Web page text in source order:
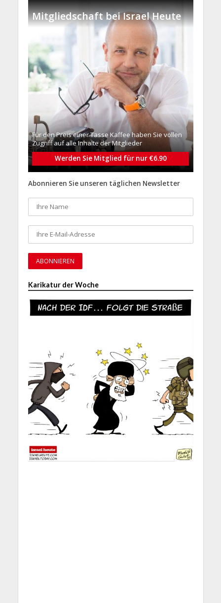
Mitgliedschaft bei Israel Heute
Für den Preis einer Tasse Kaffee haben Sie vollen
Zugriff auf alle Inhalte der Mitglieder
Werden Sie Mitglied für nur €6.90
Abonnieren Sie unseren täglichen Newsletter
Karikatur der Woche